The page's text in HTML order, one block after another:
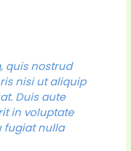
quis nostrud
nisi ut aliquip
Duis aute
in voluptate
fugiat nulla